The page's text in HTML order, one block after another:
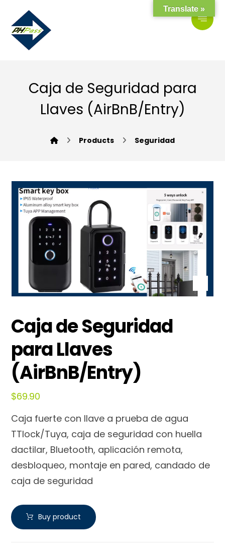
Caja de Seguridad para
Llaves (AirBnB/Entry)
Products Seguridad
Caja de Seguridad
para Llaves
(AirBnB/Entry)
$69.90
Caja fuerte con llave a prueba de agua
TTlock/Tuya, caja de seguridad con huella
dactilar, Bluetooth, aplicación remota,
desbloqueo, montaje en pared, candado de
caja de seguridad
Buy product
Translate »